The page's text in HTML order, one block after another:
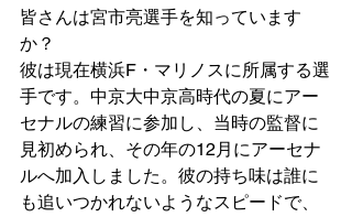
皆さんは宮市亮選手を知っています
か？
彼は現在横浜F・マリノスに所属する選
手です。中京大中京高時代の夏にアー
セナルの練習に参加し、当時の監督に
見初められ、その年の12月にアーセナ
ルへ加入しました。彼の持ち味は誰に
も追いつかれないようなスピードで、